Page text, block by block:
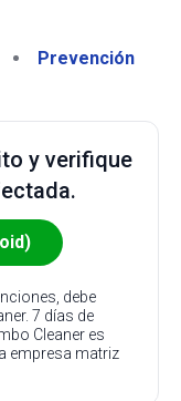
Prevención
y verifique
debe
7 días de
Cleaner es
empresa matriz